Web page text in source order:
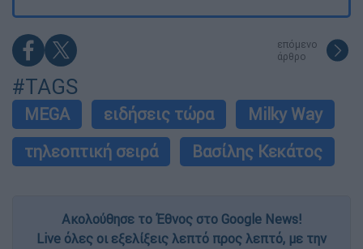
επόμενο
άρθρο
#TAGS
MEGA ειδήσεις τώρα
Milky Way
τηλεοπτική σειρά
Βασίλης Κεκάτος
Ακολούθησε το Έθνος στο Google News!
Live όλες οι εξελίξεις λεπτό προς λεπτό, με την